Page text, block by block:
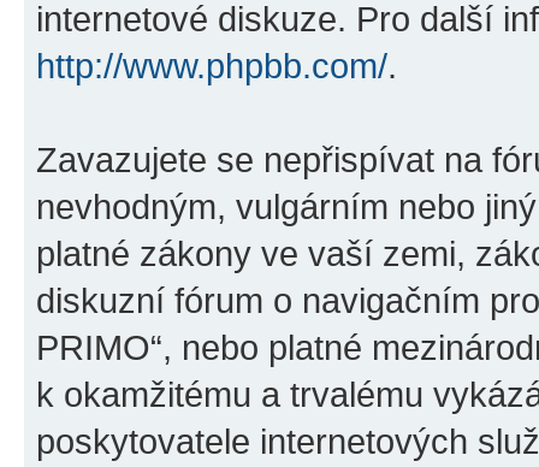
internetové diskuze. Pro další
http://www.phpbb.com/.
Zavazujete se nepřispívat na
nevhodným, vulgárním nebo
platné zákony ve vaší zemi,
diskuzní fórum o navigačním
PRIMO“, nebo platné
k okamžitému a trvalému
poskytovatele internetových